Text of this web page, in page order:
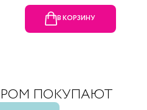
В КОРЗИНУ
ПОКУПАЮТ